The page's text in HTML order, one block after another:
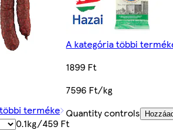
terméke
0.1kg/459 Ft
A kategória többi
1899 Ft
7596 Ft/kg
Quantity controls